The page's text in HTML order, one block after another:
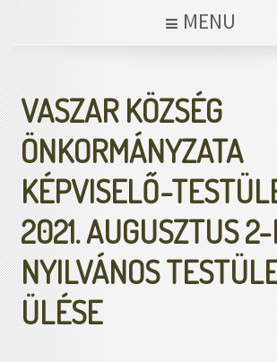
MENU
VASZAR KÖZSÉG
ÖNKORMÁNYZATA
KÉPVISELŐ-
2021. AUGUSZTUS 2-I
NYILVÁNOS
ÜLÉSE